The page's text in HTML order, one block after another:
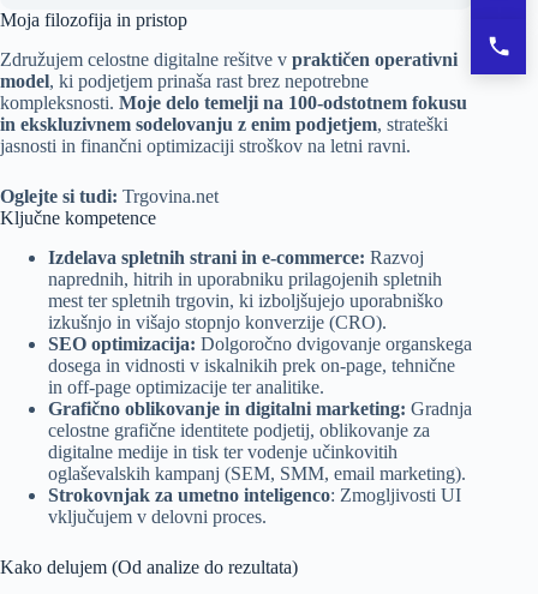
Moja filozofija in pristop
Združujem celostne digitalne rešitve v praktičen operativni
model, ki podjetjem prinaša rast brez nepotrebne
kompleksnosti. Moje delo temelji na 100-odstotnem fokusu
in ekskluzivnem sodelovanju z enim podjetjem, strateški
jasnosti in finančni optimizaciji stroškov na letni ravni.
Oglejte si tudi: Trgovina.net
Ključne kompetence
Izdelava spletnih strani in e-commerce: Razvoj
naprednih, hitrih in uporabniku prilagojenih spletnih
mest ter spletnih trgovin, ki izboljšujejo uporabniško
izkušnjo in višajo stopnjo konverzije (CRO).
SEO optimizacija: Dolgoročno dvigovanje organskega
dosega in vidnosti v iskalnikih prek on-page, tehnične
in off-page optimizacije ter analitike.
Grafično oblikovanje in digitalni marketing: Gradnja
celostne grafične identitete podjetij, oblikovanje za
digitalne medije in tisk ter vodenje učinkovitih
oglaševalskih kampanj (SEM, SMM, email marketing).
Strokovnjak za umetno inteligenco: Zmogljivosti UI
vključujem v delovni proces.
Kako delujem (Od analize do rezultata)